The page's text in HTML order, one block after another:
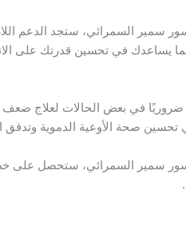
سمير السمرائي، ستجد الدعم
يساعدك في تحسين قدرتك على
ضروريًا في بعض الحالات لعلاج
صحة الأوعية الدموية
سمير السمرائي، ستحصل على